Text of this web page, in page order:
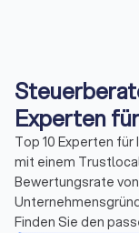
Experten
Top 10 Experten
mit einem
Bewertungsrate von
Finden Sie den